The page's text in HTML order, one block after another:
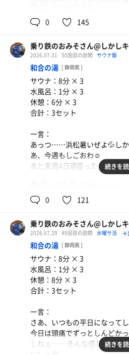
今日の日替わり定食はラーヌ
んなん美味いに決まってるやん
はい、あたり前田のクラッカ
貝ダシの効いたあっさり醤油
😋
いや、これまじで美味かった
生姜焼き丼も風呂上がりにち
野菜タプーリで0キロカロリー
サウナもメシも満足満腹丸
さあ、浜松戻りますかねぇ🚗³₃
区の方がいいな…
まあ、それはそれでこのご時
1000えーんならまだマシかなと
しかし…この前も思ったけど混
ここは施設がまあまあ小ぶり
酸湯♨️で芯から温めたら、サウ
汗手拭い、壁もたれのアホみ
皆さんマナーが良い。これは
JODANにイケたので今回は上
しょう。
上段の温度は温度計🌡より高
ルーチンワークは8分3セット
さあ、サウナ煌(今まで伏せて
ーシングでイキますかねぇ。
あ、その前にタバコ(-.-)y-~
います🔋
しかし、浜松のAppleプロバイ
ラ📸…全然いいタイミングで予
を調べたら豊橋のカメラのキ
の14時でイケるやんか🤣
と、言うわけでソッコー予約
半端やなぁ🤔
どこかのサウナで時間つぶし
ならばこっちで🈂️活してから
あ、この前定休日で食えなか
💨＜ｳｯﾋｮｵｵｵｱｱｱ!!!
おお、今日はちゃんとスズキラ
さあ、今日は背脂中華にしよ
で、食券買って待っていたら
スープ)が…
(-ω-；)ｱﾚ?…どうも食券買い間
い…まあ、淡麗中華もそのう
か🤣
淡麗中華、まさに中華そば。
ω・｀)
魚介と鶏のダブルスープなん
で鶏のパンチの方が強いかな👊
でも、あっさりながらも深い
)ㄏ
0 145
乗り鉄のおみそさん@しかし
2026.07.31 50回目の訪問 サウナ飯
和合の湯 [ 静岡県 ]
サウナ：8分 × 3
水風呂：1分 × 3
休憩：6分 × 3
合計：3セット
一言：
あっつ……浜松暑いぜよ💦し
あ、今週もしごおわ☺️
あと来週4日頑張ったらやっと
てないから名古屋近辺🈂️活に
…はいいや。とりましごおわし
ますか。
なんかたまにはやよい軒でも行
今日は期間限定の鶏せせりと
イスしました🤣
せせりがめっちゃ喰いたくて
で、予想通りコリコリのせせ
いや、まじで美味かった(ﾟдﾟ)ｳﾏｰ
で、財布見たら和合の湯♨️の
で今日はしごおわ和合にする
続きを
0 121
乗り鉄のおみそさん@しかし
2026.07.29 49回目の訪問 水曜サ活 ＋
和合の湯 [ 静岡県 ]
サウナ：8分 × 3
水風呂：1分 × 3
休憩：8分 × 3
合計：3セット
一言：
さあ、いつもの平日になってし
今日は頭痛でずっとしんどか
しねぇ…… そんな感じだった
続きを